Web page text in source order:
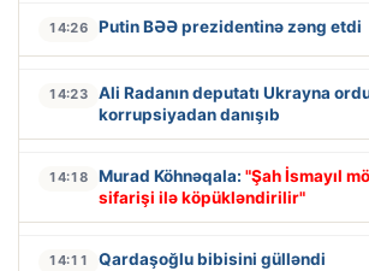
14:26 Putin BƏƏ prezidentinə zəng etdi
14:23
Ali Radanın deputatı Ukrayna
korrupsiyadan danışıb
14:18 Murad Köhnəqala: "Şah İsmayıl
sifarişi ilə köpükləndirilir"
14:11 Qardaşoğlu bibisini gülləndi